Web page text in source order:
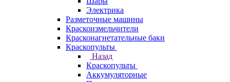
Электрика
Разметочные машины
Краскоизмельчители
Красконагнетательные баки
Краскопульты
Назад
Краскопульты
Аккумуляторные